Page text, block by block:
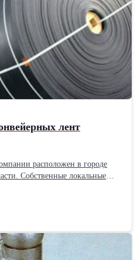
146, 168; -
мм, диаметр Ø89 мм; - масса
способности до 200 м3/
лент
расположен в городе
Собственные локальные
Санкт-Петербурге, Ростове
для различных отраслей
сельского хозяйства.
как отечественных заводов
Резинотехника” (ЯРТ),
фирм Sava